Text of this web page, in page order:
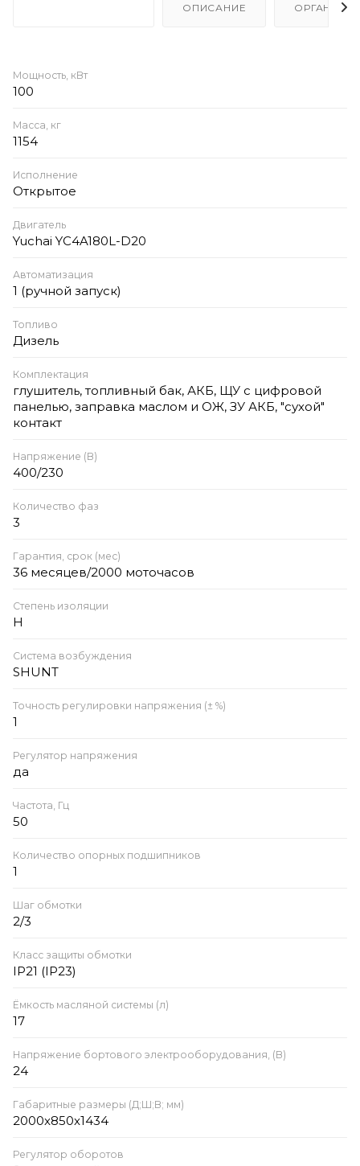
ОПИСАНИЕ
Мощность, кВт
100
Масса, кг
1154
Исполнение
Открытое
Двигатель
Yuchai YC4A180L-D20
Автоматизация
1 (ручной запуск)
Топливо
Дизель
Комплектация
глушитель, топливный бак, АКБ, ЩУ с цифровой
панелью, заправка маслом и ОЖ, ЗУ АКБ, "сухой"
контакт
Напряжение (В)
400/230
Количество фаз
3
Гарантия, срок (мес)
36 месяцев/2000 моточасов
Степень изоляции
H
Система возбуждения
SHUNT
Точность регулировки напряжения (± %)
1
Регулятор напряжения
да
Частота, Гц
50
Количество опорных подшипников
1
Шаг обмотки
2/3
Класс защиты обмотки
IP21 (IP23)
Ёмкость масляной системы (л)
17
Напряжение бортового электрооборудования, (В)
24
Габаритные размеры (Д;Ш;В; мм)
2000x850x1434
Регулятор оборотов